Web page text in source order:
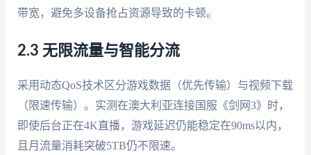
带宽，避免多设备抢占资源导致的卡顿。
2.3 无限流量与智能分流
采用动态QoS技术区分游戏数据（优先传输）与视频下载
（限速传输）。实测在澳大利亚连接国服《剑网3》时，
即使后台正在4K直播，游戏延迟仍能稳定在90ms以内，
且月流量消耗突破5TB仍不限速。